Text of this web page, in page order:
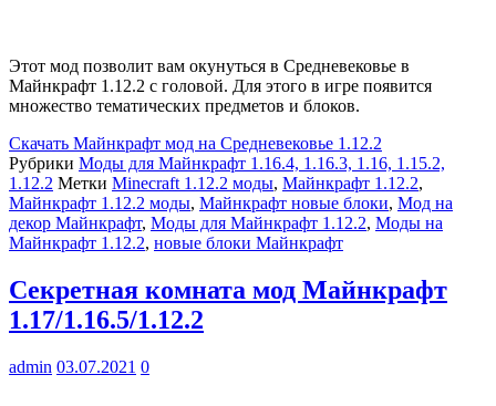
Этот мод позволит вам окунуться в Средневековье в
Майнкрафт 1.12.2 с головой. Для этого в игре появится
множество тематических предметов и блоков.
Скачать Майнкрафт мод на Средневековье 1.12.2
Рубрики Моды для Майнкрафт 1.16.4, 1.16.3, 1.16, 1.15.2,
1.12.2 Метки Minecraft 1.12.2 моды, Майнкрафт 1.12.2,
Майнкрафт 1.12.2 моды, Майнкрафт новые блоки, Мод на
декор Майнкрафт, Моды для Майнкрафт 1.12.2, Моды на
Майнкрафт 1.12.2, новые блоки Майнкрафт
Секретная комната мод Майнкрафт
1.17/1.16.5/1.12.2
admin 03.07.2021 0